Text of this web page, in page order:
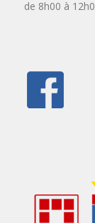
de 8h00 à